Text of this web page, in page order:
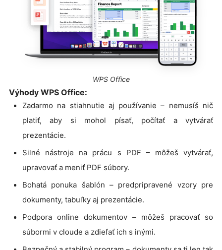
WPS Office
Výhody WPS Office:
Zadarmo na stiahnutie aj používanie – nemusíš nič
platiť, aby si mohol písať, počítať a vytvárať
prezentácie.
Silné nástroje na prácu s PDF – môžeš vytvárať,
upravovať a meniť PDF súbory.
Bohatá ponuka šablón – predpripravené vzory pre
dokumenty, tabuľky aj prezentácie.
Podpora online dokumentov – môžeš pracovať so
súbormi v cloude a zdieľať ich s inými.